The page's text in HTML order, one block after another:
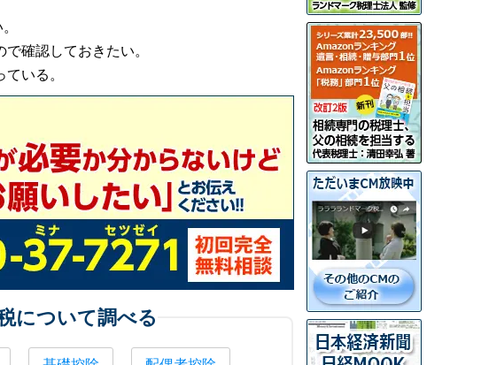
確認しておきたい。
いる。
について調べる